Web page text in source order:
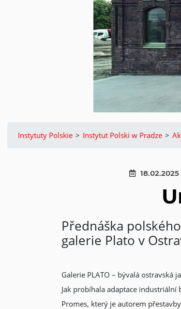
Instytuty Polskie > Instytut Polski w Pradze >
18.02.2025
Přednáška
galerie Plato v
Galerie PLATO – bývalá ostravská
Jak probíhala adaptace
Promes, který je autorem